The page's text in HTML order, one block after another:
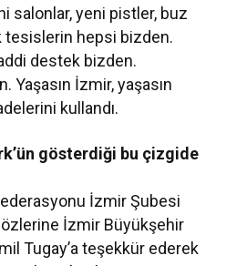
salonlar, yeni pistler, buz
tesislerin hepsi bizden.
destek bizden.
Yaşasın İzmir, yaşasın
kullandı.
gösterdiği bu çizgide
İzmir Şubesi
İzmir Büyükşehir
Tugay’a teşekkür ederek